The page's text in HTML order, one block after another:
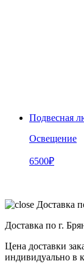
Подвесная
Освещение
6500₽
Доставка
Доставка по г.
Цена доставки
индивидуально в